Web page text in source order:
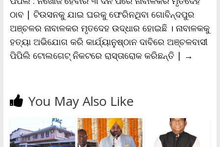
y
ଠାବ | ଟିଉସନକୁ ଯାଇ ଘରକୁ ଫେରିନଥିବା ଗୋବିନ୍ଦପୁର
ଅଞ୍ଚଳର ନାବାଳକର ମୃତଦେହ ଉଦ୍ଧାର ହୋଇଛି । ନାବାଳକକୁ
ହତ୍ୟା ଅଭିଯୋଗ କରି କାର୍ଯ୍ୟାନୁଷ୍ଠାନ ଦାବିରେ ଅଞ୍ଚଳବାସୀ
ପିପିଲି ଟୋଲଗେଟ୍ ନିକଟରେ ରାସ୍ତାରୋକ କରିଛନ୍ତି | →
You May Also Like